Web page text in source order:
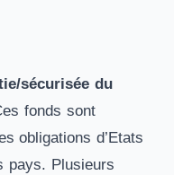
sécurisée du
fonds sont
obligations d’Etats
pays. Plusieurs